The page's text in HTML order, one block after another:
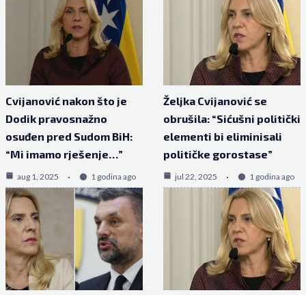
Cvijanović nakon što je
Dodik pravosnažno
osuđen pred Sudom BiH:
“Mi imamo rješenje…”
aug 1, 2025 1 godina ago
Željka Cvijanović se
obrušila: “Sićušni politički
elementi bi eliminisali
političke gorostase”
jul 22, 2025 1 godina ago